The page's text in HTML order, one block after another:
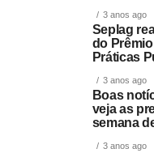
3 anos ago
Seplag
do
Práticas
3 anos ago
Boas
veja as
semana
3 anos ago